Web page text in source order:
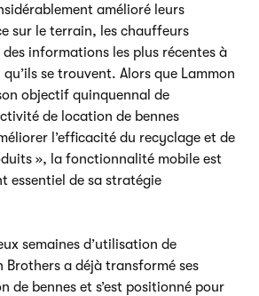
amélioré leurs
sur le terrain, les chauffeurs
informations les plus récentes à
se trouvent. Alors que Lammon
objectif quinquennal de
de location de bennes
l’efficacité du recyclage et de
», la fonctionnalité mobile est
essentiel de sa stratégie
semaines d’utilisation de
Brothers a déjà transformé ses
de bennes et s’est positionné pour